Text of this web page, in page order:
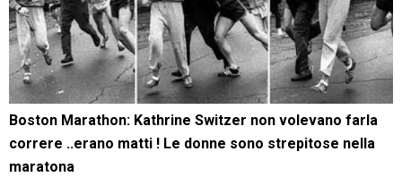
Boston Marathon: Kathrine Switzer non volevano farla
correre ..erano matti ! Le donne sono strepitose nella
maratona